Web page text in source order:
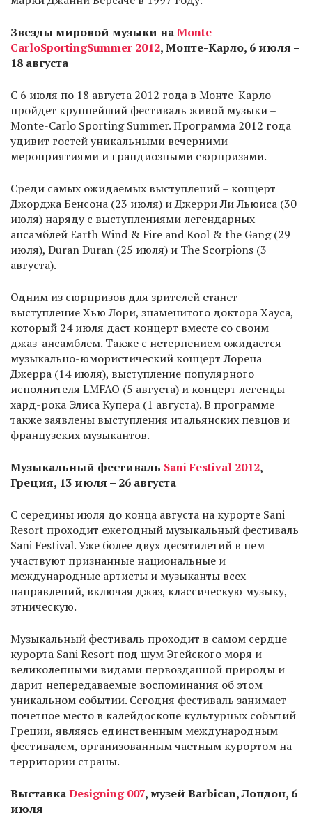
Звезды мировой музыки наMonte-
CarloSportingSummer 2012, Монте-Карло, 6 июля –
18 августа
C 6 июля по 18 августа 2012 года в Монте-Карло
пройдет крупнейший фестиваль живой музыки –
Monte-Carlo Sporting Summer. Программа 2012 года
удивит гостей уникальными вечерними
мероприятиями и грандиозными сюрпризами.
Среди самых ожидаемых выступлений – концерт
Джорджа Бенсона (23 июля) и Джерри Ли Льюиса (30
июля) наряду с выступлениями легендарных
ансамблей Earth Wind & Fire and Kool & the Gang (29
июля), Duran Duran (25 июля) и The Scorpions (3
августа).
Одним из сюрпризов для зрителей станет
выступление Хью Лори, знаменитого доктора Хауса,
который 24 июля даст концерт вместе со своим
джаз-ансамблем. Также с нетерпением ожидается
музыкально-юмористический концерт Лорена
Джерра (14 июля), выступление популярного
исполнителя LMFAO (5 августа) и концерт легенды
хард-рока Элиса Купера (1 августа). В программе
также заявлены выступления итальянских певцов и
французских музыкантов.
Музыкальный фестиваль Sani Festival 2012,
Греция, 13 июля – 26 августа
С середины июля до конца августа на курорте Sani
Resort проходит ежегодный музыкальный фестиваль
Sani Festival. Уже более двух десятилетий в нем
участвуют признанные национальные и
международные артисты и музыканты всех
направлений, включая джаз, классическую музыку,
этническую.
Музыкальный фестиваль проходит в самом сердце
курорта Sani Resort под шум Эгейского моря и
великолепными видами первозданной природы и
дарит непередаваемые воспоминания об этом
уникальном событии. Сегодня фестиваль занимает
почетное место в калейдоскопе культурных событий
Греции, являясь единственным международным
фестивалем, организованным частным курортом на
территории страны.
ВыставкаDesigning007, музей Barbican, Лондон, 6
июля